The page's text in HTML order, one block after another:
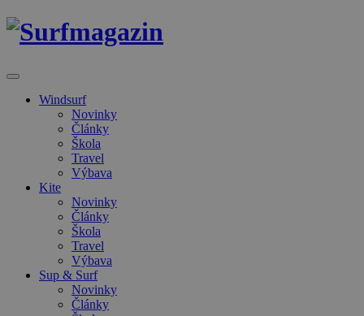
Windsurf
Novinky
Články
Škola
Travel
Výbava
Kite
Novinky
Články
Škola
Travel
Výbava
Sup & Surf
Novinky
Články